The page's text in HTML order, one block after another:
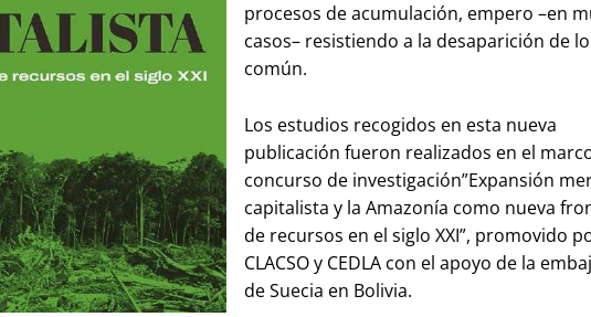
procesos de acumulación, empero –en
casos– resistiendo a la desaparición de lo
común.
Los estudios recogidos en esta nueva
publicación fueron realizados en el
concurso de investigación”Expansión
capitalista y la Amazonía como nueva
de recursos en el siglo XXI”, promovido
CLACSO y CEDLA con el apoyo de la
de Suecia en Bolivia.